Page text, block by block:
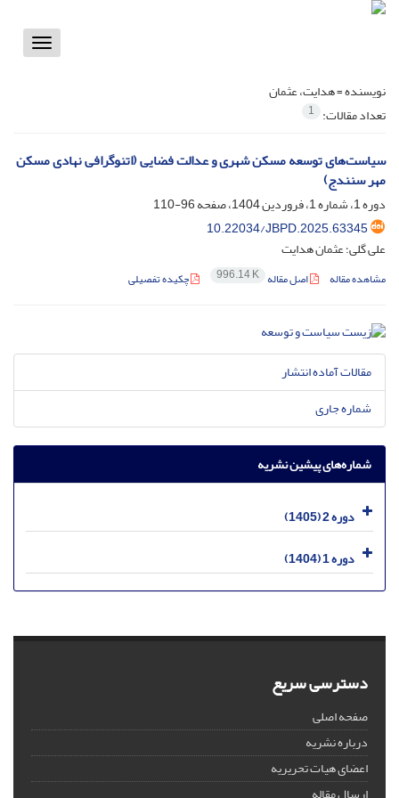
Toggle
نویسنده =هدایت، عثمان
تعداد مقالات: 1
سیاست‌های توسعه مسکن شهری و عدالت فضایی (اتنوگرافی نهادی مسکن
مهر سنندج)
دوره 1، شماره 1، فروردین 1404، صفحه
96-110
10.22034/JBPD.2025.63345
علی گلی؛ عثمان هدایت
مشاهده مقاله اصل مقاله 996.14 K چکیده تفصیلی
مقالات آماده انتشار
شماره جاری
شماره‌های پیشین نشریه
دوره 2 (1405)
دوره 1 (1404)
دسترسی سریع
صفحه اصلی
درباره نشریه
اعضای هیات تحریریه